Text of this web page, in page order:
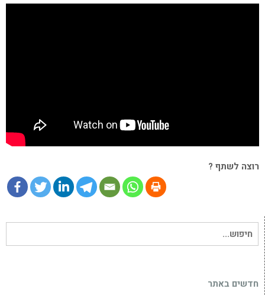
רוצה לשתף ?
חיפוש
עבור:
חדשים באתר